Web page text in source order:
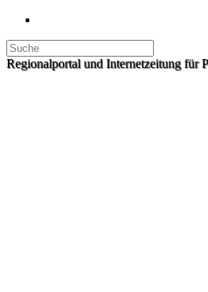
Regionalportal und Internetzeitung für